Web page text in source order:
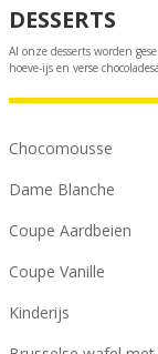
DESSERTS
Al onze desserts worden
hoeve-ijs en verse
Chocomousse
Dame Blanche
Coupe Aardbeien
Coupe Vanille
Kinderijs